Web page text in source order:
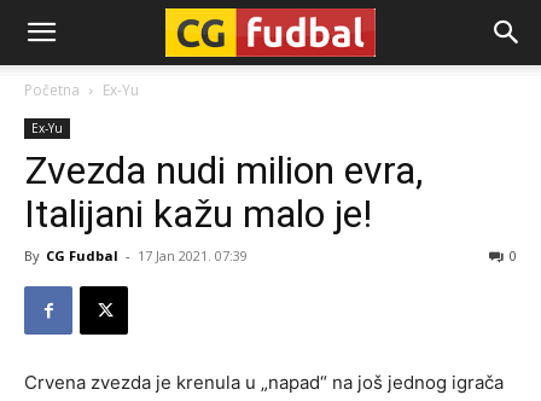
CG-
Fudbal
Početna Ex-Yu
Ex-Yu
Zvezda nudi milion evra,
Italijani kažu malo je!
By CG Fudbal - 17 Jan 2021. 07:39 0
Crvena zvezda je krenula u „napad“ na još jednog igrača